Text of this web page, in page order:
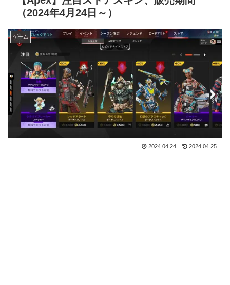
（2024年4月24日～）
ゲーム
2024.04.24 2024.04.25